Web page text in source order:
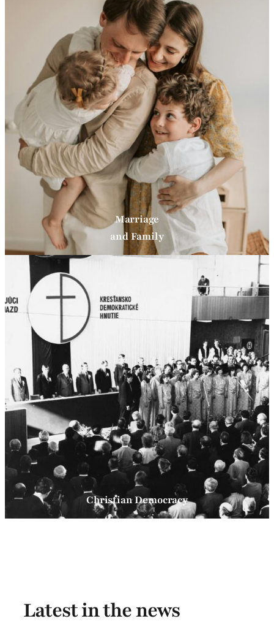
Marriage
and Family
Christian Democracy
Latest in the news